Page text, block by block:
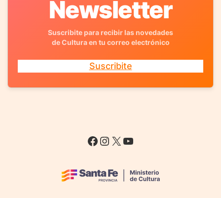
Newsletter
Suscribite para recibir las novedades
de Cultura en tu correo electrónico
Suscribite
Facebook
Instagram
X YouTube